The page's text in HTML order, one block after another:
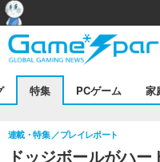
特集 PCゲーム 家
ドッジボールがハ
連載・特集 プレイレポート